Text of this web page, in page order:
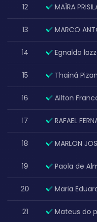
12 MAÍRA
13 MARCO
14 Egnaldo
15 Thainá
16 Ailton
17 RAFAEL
18 MARLON
19 Paola de
20 Maria
21 Mateus do